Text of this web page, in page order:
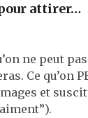
attirer…
ne peut
Ce qu’on
et